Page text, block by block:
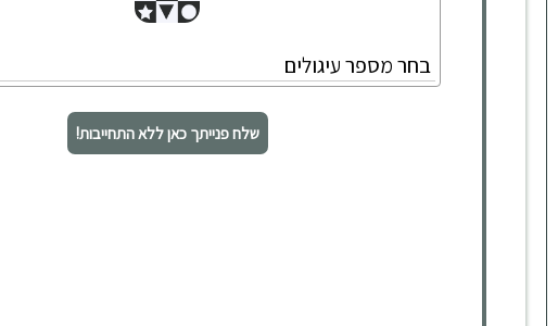
שלח פנייתך כאן ללא התחייבות!